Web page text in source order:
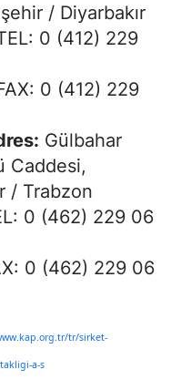
/ Diyarbakır
0 (412) 229
0 (412) 229
Gülbahar
Caddesi,
/ Trabzon
0 (462) 229 06
0 (462) 229 06
tr/sirket-
a-s